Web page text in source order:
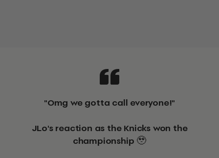
"Omg we gotta call everyone!"
JLo's reaction as the Knicks won the
championship 🥹